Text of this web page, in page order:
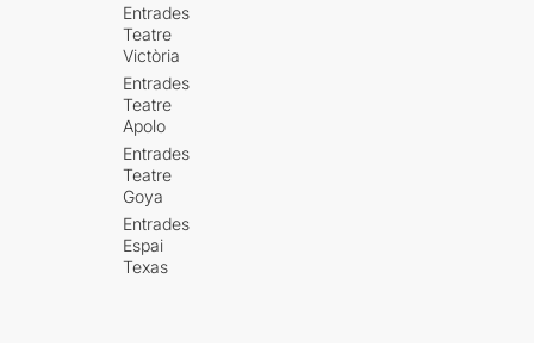
Entrades
Teatre
Victòria
Entrades
Teatre
Apolo
Entrades
Teatre
Goya
Entrades
Espai
Texas